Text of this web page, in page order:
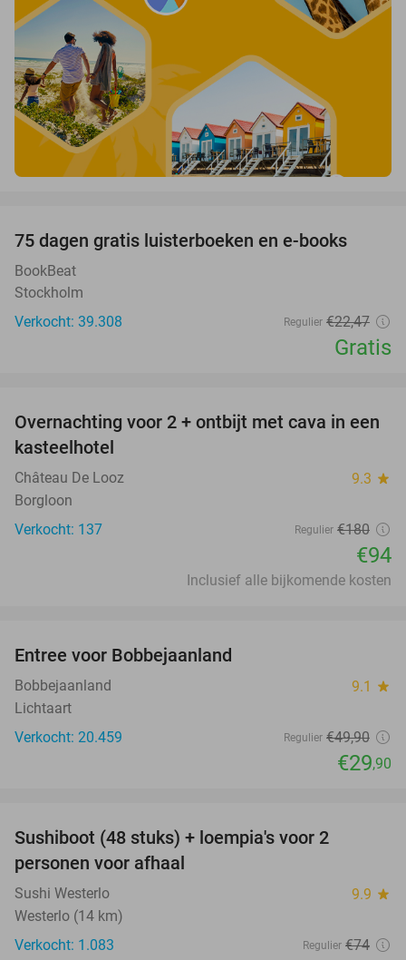
75 dagen gratis luisterboeken en e-books
BookBeat
Stockholm
Verkocht: 39.308
Regulier €22,47
Gratis
48%
Overnachting voor 2 + ontbijt met cava in een
kasteelhotel
Château De Looz 9.3 star
Borgloon
Verkocht: 137
Regulier €180
€94
Inclusief alle bijkomende kosten
Entree voor Bobbejaanland
Bobbejaanland 9.1 star
Lichtaart
Verkocht: 20.459
Regulier €49,90
€29,90
Sushiboot (48 stuks) + loempia's voor 2
personen voor afhaal
Sushi Westerlo 9.9 star
Westerlo (14 km)
Verkocht: 1.083
Regulier €74